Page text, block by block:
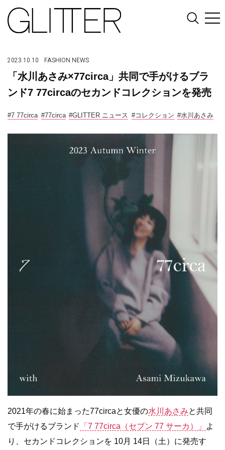
2023.10.10 FASHION NEWS
「水川あさみ×77circa」共同で手がけるブラ
ンド7 77circaのセカンドコレクションを発売
#7 77circa #77circa #GLITTER ニュース #コレクション #水川あさみ
2021年の春に始まった77circaと女優の水川あさみと共同
で手がけるブランド
「7 77circa（セブン 77 サーカ）」
よ
り、セカンドコレクションを 10月 14日（土）に発売す